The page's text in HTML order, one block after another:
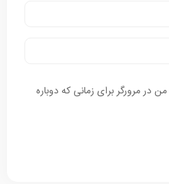
در مرورگر برای زمانی که دوباره